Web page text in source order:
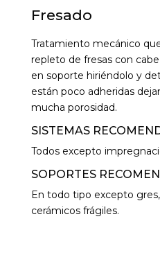
Fresado
Tratamiento mecánico
repleto de fresas con
en soporte hiriéndolo y
están poco adheridas
mucha porosidad.
SISTEMAS
Todos excepto
SOPORTES
En todo tipo excepto
cerámicos frágiles.